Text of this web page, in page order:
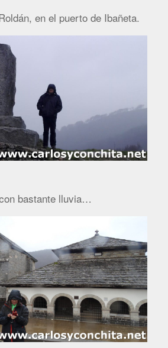
en el puerto de Ibañeta.
bastante lluvia…